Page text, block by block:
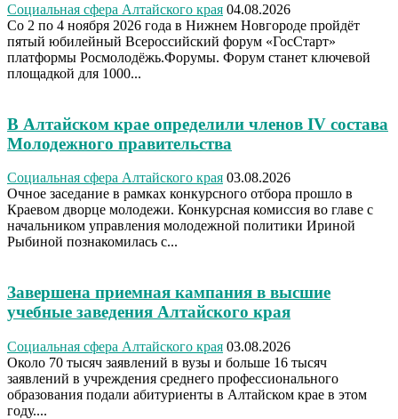
Социальная сфера Алтайского края 04.08.2026
Со 2 по 4 ноября 2026 года в Нижнем Новгороде пройдёт
пятый юбилейный Всероссийский форум «ГосСтарт»
платформы Росмолодёжь.Форумы. Форум станет ключевой
площадкой для 1000...
В Алтайском крае определили членов IV состава
Молодежного правительства
Социальная сфера Алтайского края 03.08.2026
Очное заседание в рамках конкурсного отбора прошло в
Краевом дворце молодежи. Конкурсная комиссия во главе с
начальником управления молодежной политики Ириной
Рыбиной познакомилась с...
Завершена приемная кампания в высшие
учебные заведения Алтайского края
Социальная сфера Алтайского края 03.08.2026
Около 70 тысяч заявлений в вузы и больше 16 тысяч
заявлений в учреждения среднего профессионального
образования подали абитуриенты в Алтайском крае в этом
году....